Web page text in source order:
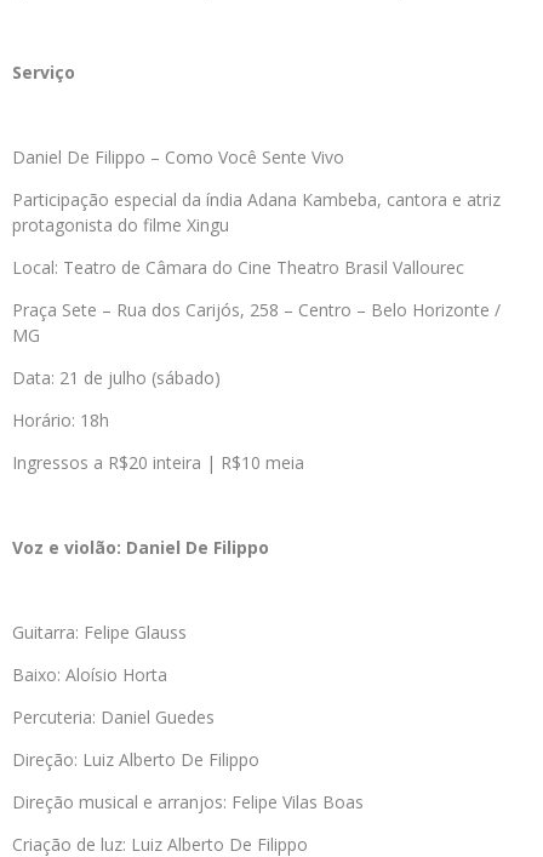
Serviço
Daniel De Filippo – Como Você Sente Vivo
Participação especial da índia Adana Kambeba, cantora e atriz
protagonista do filme Xingu
Local: Teatro de Câmara do Cine Theatro Brasil Vallourec
Praça Sete – Rua dos Carijós, 258 – Centro – Belo Horizonte /
MG
Data: 21 de julho (sábado)
Horário: 18h
Ingressos a R$20 inteira | R$10 meia
Voz e violão: Daniel De Filippo
Guitarra: Felipe Glauss
Baixo: Aloísio Horta
Percuteria: Daniel Guedes
Direção: Luiz Alberto De Filippo
Direção musical e arranjos: Felipe Vilas Boas
Criação de luz: Luiz Alberto De Filippo